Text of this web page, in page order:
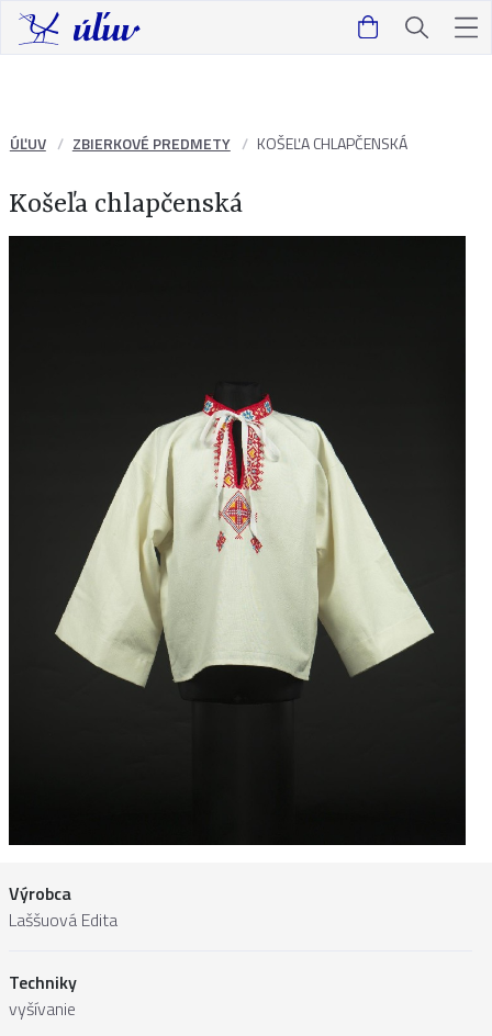
ÚĽUV ZBIERKOVÉ PREDMETY KOŠEĽA CHLAPČENSKÁ
Košeľa chlapčenská
Výrobca
Laššuová Edita
Techniky
vyšívanie